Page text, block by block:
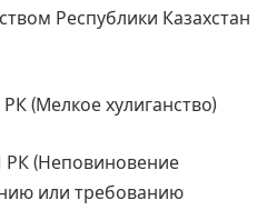
Республики Казахстан
(Мелкое хулиганство)
(Неповиновение
или требованию